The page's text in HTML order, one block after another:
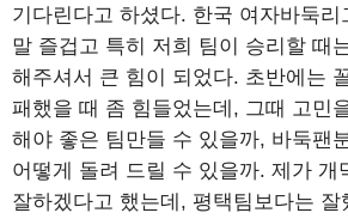
기다린다고 하셨다. 한국 여자바둑리
말 즐겁고 특히 저희 팀이 승리할 때
해주셔서 큰 힘이 되었다. 초반에는
패했을 때 좀 힘들었는데, 그때 고민
해야 좋은 팀만들 수 있을까, 바둑팬
어떻게 돌려 드릴 수 있을까. 제가 개
잘하겠다고 했는데, 평택팀보다는 잘